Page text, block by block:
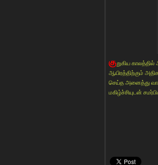
குறுகிய காலத்தில்
ஆயிரத்திற்கும்
செய்த அனைத்து
மகிழ்ச்சியுடன்